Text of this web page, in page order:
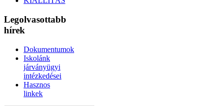
Legolvasottabb
hírek
Dokumentumok
Iskolánk
járványügyi
intézkedései
Hasznos
linkek